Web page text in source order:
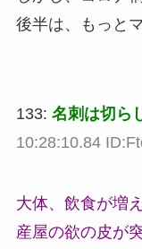
後半は、もっと
133: 名刺は切ら
10:28:10.84
大体、飲食が増
産屋の欲の皮が